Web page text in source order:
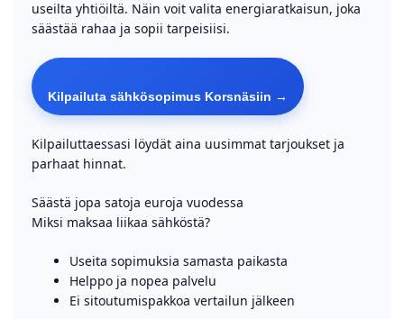
useilta yhtiöiltä. Näin voit valita energiaratkaisun, joka
säästää rahaa ja sopii tarpeisiisi.
Kilpailuta sähkösopimus Korsnäsiin →
Kilpailuttaessasi löydät aina uusimmat tarjoukset ja
parhaat hinnat.
Säästä jopa satoja euroja vuodessa
Miksi maksaa liikaa sähköstä?
Useita sopimuksia samasta paikasta
Helppo ja nopea palvelu
Ei sitoutumispakkoa vertailun jälkeen